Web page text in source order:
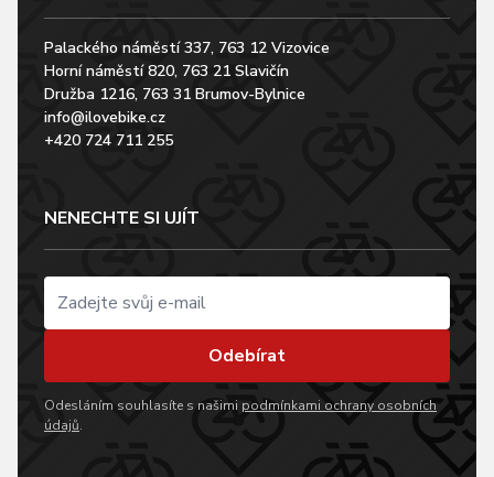
Palackého náměstí 337, 763 12 Vizovice
Horní náměstí 820, 763 21 Slavičín
Družba 1216, 763 31 Brumov-Bylnice
info@ilovebike.cz
+420 724 711 255
NENECHTE SI UJÍT
Odebírat
Odesláním souhlasíte s našimi podmínkami ochrany osobních
údajů.